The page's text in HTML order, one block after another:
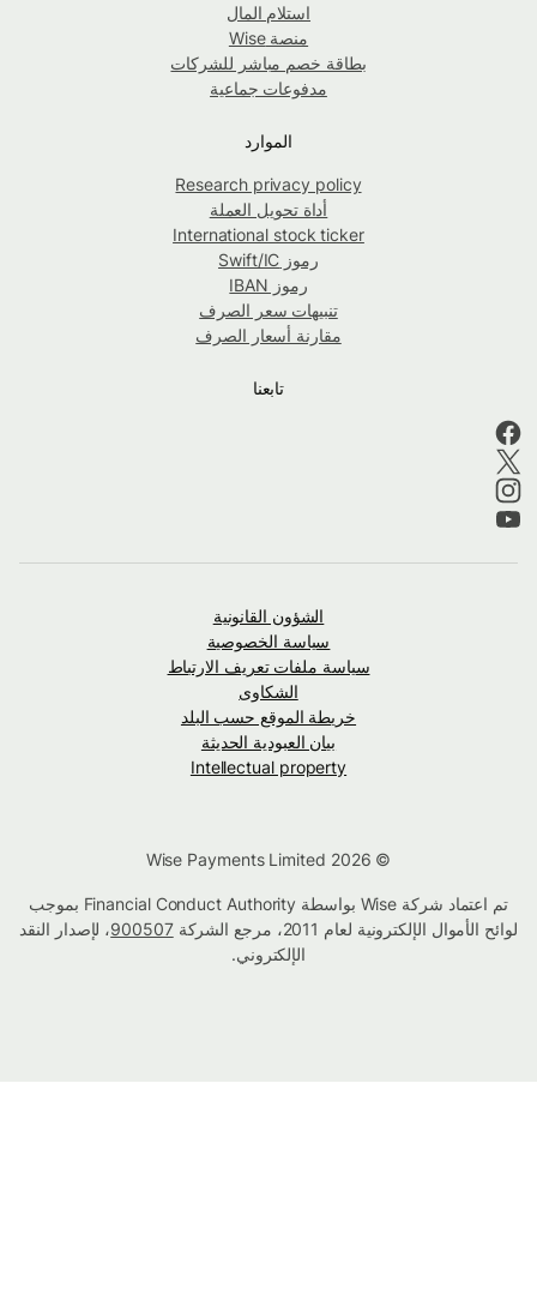
استلام المال
منصة Wise
بطاقة خصم مباشر للشركات
مدفوعات جماعية
الموارد
Research privacy policy
أداة تحويل العملة
International stock ticker
رموز Swift/IC
رموز IBAN
تنبيهات سعر الصرف
مقارنة أسعار الصرف
تابعنا
الشؤون القانونية
سياسة الخصوصية
سياسة ملفات تعريف الارتباط
الشكاوى
خريطة الموقع حسب البلد
بيان العبودية الحديثة
Intellectual property
تم اعتماد شركة Wise بواسطة Financial Conduct Authority بموجب
لوائح الأموال الإلكترونية لعام 2011، مرجع الشركة
900507، لإصدار النقد
الإلكتروني.